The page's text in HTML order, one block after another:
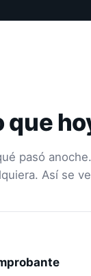
que
pasó
Así se